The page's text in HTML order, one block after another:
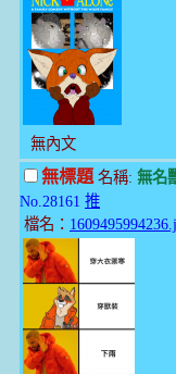
無內文
無標題名稱: 無名
No.28161 推
檔名：